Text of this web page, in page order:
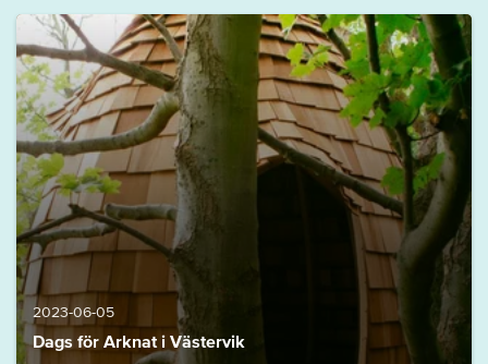
2023-06-05
Dags för Arknat i Västervik